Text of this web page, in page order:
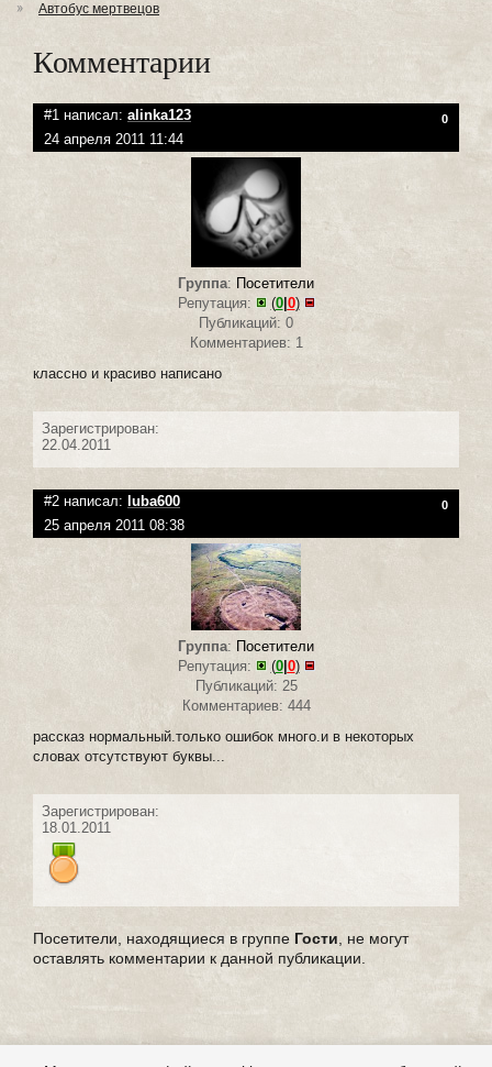
Автобус мертвецов
Комментарии
#1 написал: alinka123 0
24 апреля 2011 11:44
Группа: Посетители
Репутация:
(0| 0)
Публикаций: 0
Комментариев: 1
классно и красиво написано
Зарегистрирован:
22.04.2011
#2 написал: luba600 0
25 апреля 2011 08:38
Группа: Посетители
Репутация:
(0|0)
Публикаций: 25
Комментариев: 444
рассказ нормальный.только ошибок много.и в некоторых
словах отсутствуют буквы...
Зарегистрирован:
18.01.2011
Посетители, находящиеся в группе Гости , не могут
оставлять комментарии к данной публикации.